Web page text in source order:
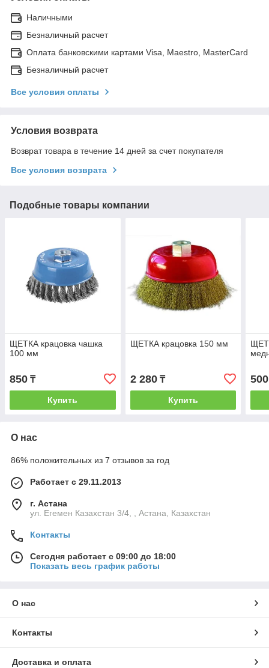
Наличными
Безналичный расчет
Оплата банковскими картами Visa, Maestro, MasterCard
Безналичный расчет
Все условия оплаты
Условия возврата
Возврат товара в течение 14 дней за счет покупателя
Все условия возврата
Подобные товары компании
ЩЕТКА крацовка чашка
100 мм
850 ₸
Купить
ЩЕТКА крацовка 150 мм
2 280₸
Купить
500
О нас
86% положительных из 7 отзывов за год
Работает с 29.11.2013
г. Астана
ул. Егемен Казахстан 3/4, , Астана, Казахстан
Контакты
Сегодня работает с 09:00 до 18:00
Показать весь график работы
О нас
Контакты
Доставка и оплата